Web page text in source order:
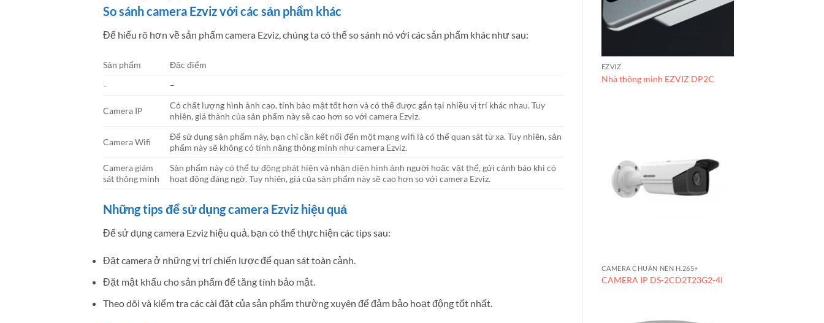
So sánh camera Ezviz với các sản phẩm khác
Để hiểu rõ hơn về sản phẩm camera Ezviz, chúng ta có thể so sánh nó với các sản phẩm khác như sau:
Sản phẩm Đặc điểm
– –
Camera IP
Có chất lượng hình ảnh cao, tính bảo mật tốt hơn và có thể được gắn tại nhiều vị trí khác nhau. Tuy
nhiên, giá thành của sản phẩm này sẽ cao hơn so với camera Ezviz.
Camera Wifi
Để sử dụng sản phẩm này, bạn chỉ cần kết nối đến một mạng wifi là có thể quan sát từ xa. Tuy nhiên, sản
phẩm này sẽ không có tính năng thông minh như camera Ezviz.
Camera giám
sát thông minh
Sản phẩm này có thể tự động phát hiện và nhận diện hình ảnh người hoặc vật thể, gửi cảnh báo khi có
hoạt động đáng ngờ. Tuy nhiên, giá của sản phẩm này sẽ cao hơn so với camera Ezviz.
Những tips để sử dụng camera Ezviz hiệu quả
Để sử dụng camera Ezviz hiệu quả, bạn có thể thực hiện các tips sau:
Đặt camera ở những vị trí chiến lược để quan sát toàn cảnh.
Đặt mật khẩu cho sản phẩm để tăng tính bảo mật.
Theo dõi và kiểm tra các cài đặt của sản phẩm thường xuyên để đảm bảo hoạt động tốt nhất.
EZVIZ
Nhà thông minh EZVIZ DP2C
CAMERA CHUẨN NÉN H.265+
CAMERA IP DS-2CD2T23G2-4I